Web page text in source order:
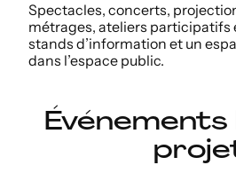
Spectacles, concerts,
métrages, ateliers participatifs
stands d’information et un
dans l’espace public.
Événements